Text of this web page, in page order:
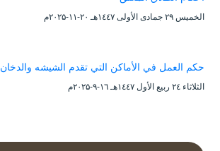
الخميس ۲۹ جمادى الأولى ۱٤٤۷هـ ۲۰-۱۱-۲۰۲۵م
حكم العمل في الأماكن التي تقدم الشيشه والدخان
الثلاثاء ۲٤ ربيع الأول ۱٤٤۷هـ ۱٦-۹-۲۰۲۵م